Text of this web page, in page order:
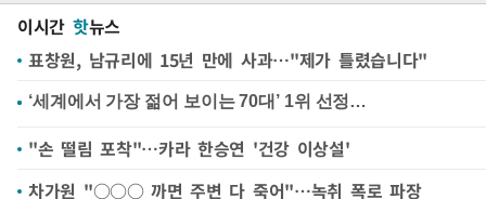
이시간 핫뉴스
표창원, 남규리에 15년 만에 사과…"제가 틀렸습니다"
"손 떨림 포착"…카라 한승연 '건강 이상설'
차가원 "○○○ 까면 주변 다 죽어"…녹취 폭로 파장